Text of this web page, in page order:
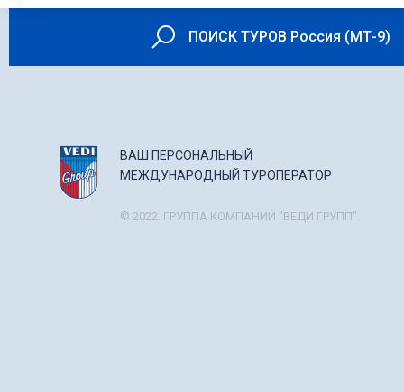
ПОИСК ТУРОВ Россия (МТ-9)
ВАШ ПЕРСОНАЛЬНЫЙ
МЕЖДУНАРОДНЫЙ ТУРОПЕРАТОР
© 2022. ГРУППА КОМПАНИЙ "ВЕДИ ГРУПП".